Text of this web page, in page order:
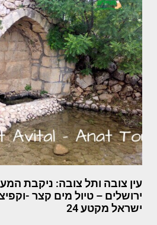
עין צובה ותל צובה: ניקבת
ירושלים – טיול מים קצר -
ישראל מקטע 24